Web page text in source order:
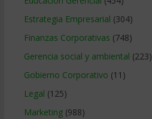
Estrategia Empresarial (304)
Finanzas Corporativas (748)
Gerencia social y ambiental (223)
Gobierno Corporativo (11)
Legal (125)
Marketing(988)